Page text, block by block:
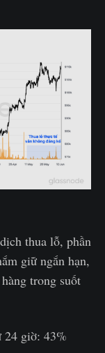
thua lỗ, phần
giữ ngắn hạn,
trong suốt
24 giờ: 43%